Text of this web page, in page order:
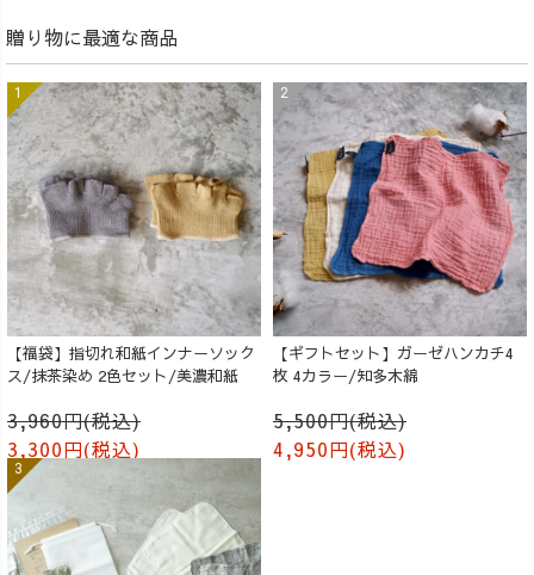
贈り物に最適な商品
【福袋】指切れ和紙インナーソック
ス/抹茶染め 2色セット/美濃和紙
3,960円(税込)
3,300円(税込)
【ギフトセット】ガーゼハンカチ4
枚 4カラー/知多木綿
5,500円(税込)
4,950円(税込)